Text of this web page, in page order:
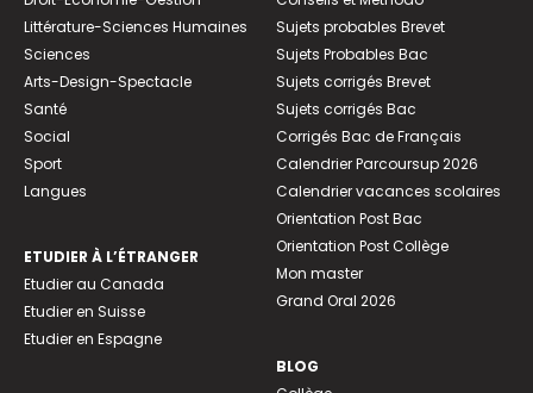
Littérature-Sciences Humaines
Sciences
Arts-Design-Spectacle
Santé
Social
Sport
Langues
ETUDIER À L’ÉTRANGER
Etudier au Canada
Etudier en Suisse
Etudier en Espagne
Sujets probables Brevet
Sujets Probables Bac
Sujets corrigés Brevet
Sujets corrigés Bac
Corrigés Bac de Français
Calendrier Parcoursup 2026
Calendrier vacances scolaires
Orientation Post Bac
Orientation Post Collège
Mon master
Grand Oral 2026
BLOG